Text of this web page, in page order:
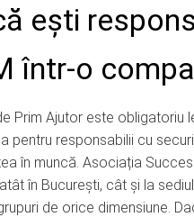
ești
într-o
Prim Ajutor este obligatoriu
pentru responsabilii cu
în muncă. Asociația
în București, cât și la
de orice dimensiune.